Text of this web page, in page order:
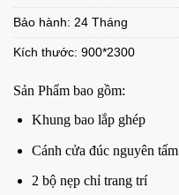
Bảo hành: 24 Tháng
Kích thước: 900*2300
Sản Phẩm bao gồm:
Khung bao lắp ghép
Cánh cửa đúc nguyên
2 bộ nẹp chỉ trang trí